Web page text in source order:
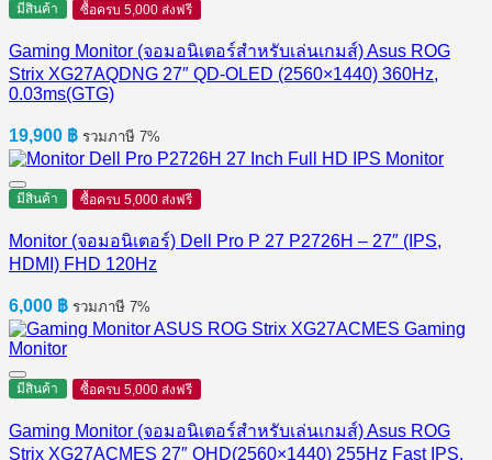
มีสินค้า ซื้อครบ 5,000 ส่งฟรี
Gaming Monitor (จอมอนิเตอร์สำหรับเล่นเกมส์) Asus ROG
Strix XG27AQDNG 27″ QD-OLED (2560×1440) 360Hz,
0.03ms(GTG)
19,900 ฿ รวมภาษี 7%
มีสินค้า ซื้อครบ 5,000 ส่งฟรี
Monitor (จอมอนิเตอร์) Dell Pro P 27 P2726H​ – 27″ (IPS,
HDMI) FHD 120Hz
6,000 ฿ รวมภาษี 7%
มีสินค้า ซื้อครบ 5,000 ส่งฟรี
Gaming Monitor (จอมอนิเตอร์สำหรับเล่นเกมส์) Asus ROG
Strix XG27ACMES 27″ QHD(2560×1440) 255Hz Fast IPS,